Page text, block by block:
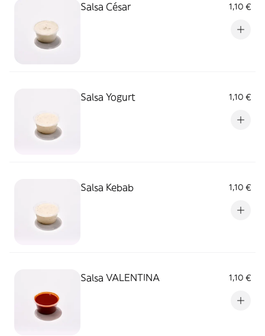
Salsa César 1,10 €
Salsa Yogurt 1,10 €
Salsa Kebab 1,10 €
Salsa VALENTINA 1,10 €